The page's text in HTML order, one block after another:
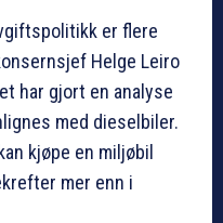
er flere
Helge Leiro
har gjort en analyse
med dieselbiler.
kjøpe en miljøbil
mer enn i